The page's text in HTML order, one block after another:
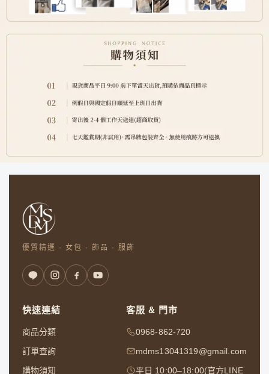
優質精選 · 女包 · 飾品 · 服飾
快速連結
商品分類
訂單查詢
購物須知
客服 & 門市
0968-862-720
mdms13041319@gmail.com
平日 10:00–18:00(官方LINE